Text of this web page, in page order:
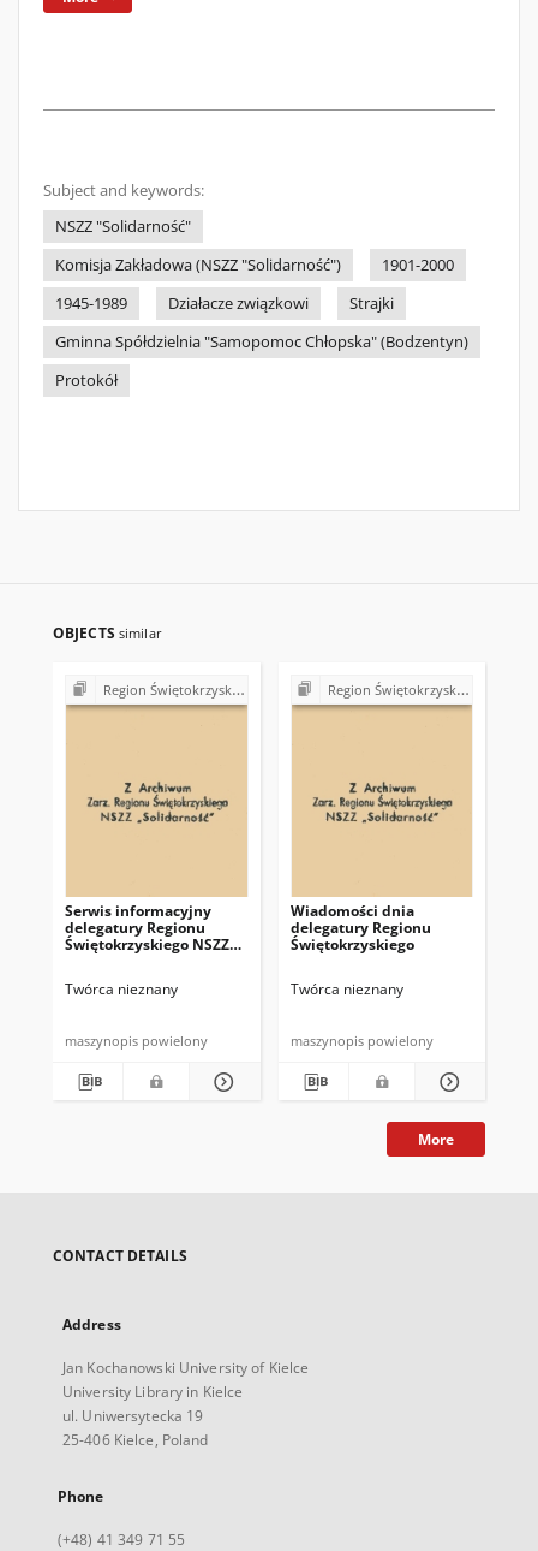
Subject and keywords:
NSZZ "Solidarność"
Komisja Zakładowa (NSZZ "Solidarność")
1901-2000
1945-1989
Działacze związkowi
Strajki
Gminna Spółdzielnia "Samopomoc Chłopska" (Bodzentyn)
Protokół
OBJECTS similar
Region Świętokrzyski NSZZ "Solidarność". Delegatura Starachowice
Serwis informacyjny
delegatury Regionu
Świętokrzyskiego NSZZ
Twórca nieznany
maszynopis powielony
Region Świętokrzyski NSZZ "Solidarność". Delegatura Starachowice
Wiadomości dnia
delegatury Regionu
Świętokrzyskiego
Twórca nieznany
maszynopis powielony
More
CONTACT DETAILS
Address
Jan Kochanowski University of Kielce
University Library in Kielce
ul. Uniwersytecka 19
25-406 Kielce, Poland
Phone
(+48) 41 349 71 55